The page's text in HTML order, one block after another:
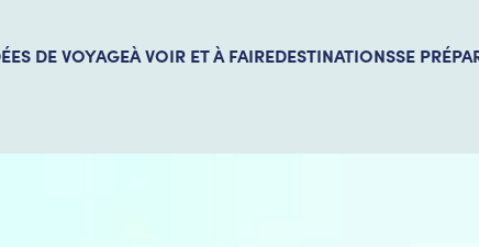
DE VOYAGEÀ VOIR ET À FAIREDESTINATIONSSE